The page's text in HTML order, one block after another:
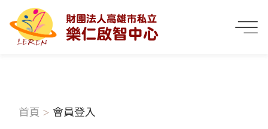
首頁 會員登入